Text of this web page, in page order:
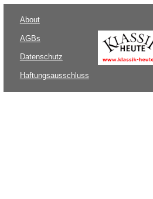
About
AGBs
Datenschutz
Haftungsausschluss